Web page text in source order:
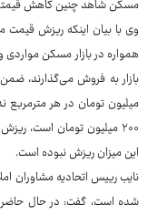
مسکن شاهد چنین کاهش
وی با بیان اینکه ریزش
همواره در بازار مسکن مواردی
میلیون تومان در هر مترمربع
این میزان ریزش نبوده است.
نایب رییس اتحادیه مشاوران
شده است، گفت: در حال